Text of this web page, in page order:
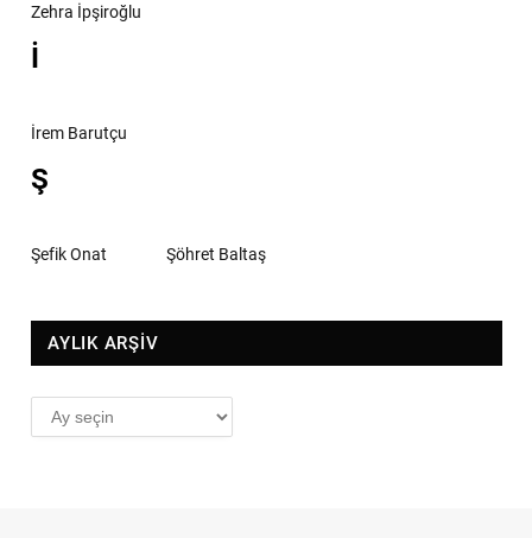
Zehra İpşiroğlu
İ
İrem Barutçu
Ş
Şefik Onat Şöhret Baltaş
AYLIK ARŞİV
AYLIK
ARŞİV